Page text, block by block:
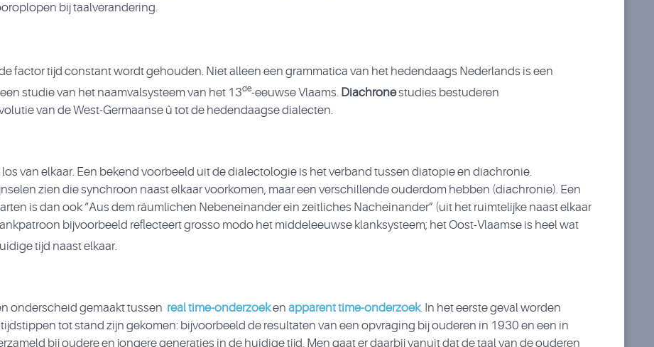
bij taalverandering.
factor tijd constant wordt gehouden. Niet alleen een grammatica van het hedendaags Nederlands is een
studie van het naamvalsysteem van het 13de-eeuwse Vlaams. Diachronestudies bestuderen
van de West-Germaanse û tot de hedendaagse dialecten.
van elkaar. Een bekend voorbeeld uit de dialectologie is het verband tussen diatopie en diachronie.
zien die synchroon naast elkaar voorkomen, maar een verschillende ouderdom hebben (diachronie). Een
is dan ook “Aus dem räumlichen Nebeneinander ein zeitliches Nacheinander” (uit het ruimtelijke naast elkaar
bijvoorbeeld reflecteert grosso modo het middeleeuwse klanksysteem; het Oost-Vlaamse is heel wat
tijd naast elkaar.
onderscheid gemaakt tussen real time-onderzoeken apparent time-onderzoek. In het eerste geval worden
tot stand zijn gekomen: bijvoorbeeld de resultaten van een opvraging bij ouderen in 1930 en een in
bij oudere en jongere generaties in de huidige tijd. Men gaat er daarbij vanuit dat de taal van de ouderen